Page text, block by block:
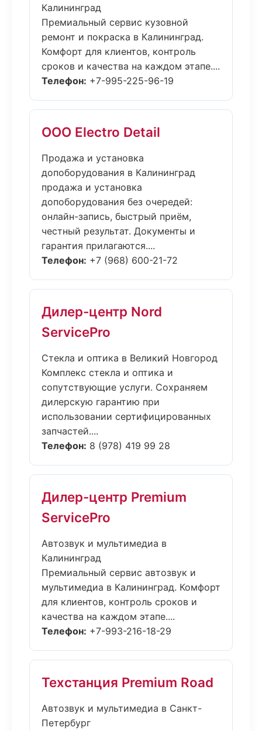
Калининград
Премиальный сервис кузовной
ремонт и покраска в Калининград.
Комфорт для клиентов, контроль
сроков и качества на каждом этапе....
Телефон: +7-995-225-96-19
ООО Electro Detail
Продажа и установка
допоборудования в Калининград
продажа и установка
допоборудования без очередей:
онлайн-запись, быстрый приём,
честный результат. Документы и
гарантия прилагаются....
Телефон: +7 (968) 600-21-72
Дилер-центр Nord
ServicePro
Стекла и оптика в Великий Новгород
Комплекс стекла и оптика и
сопутствующие услуги. Сохраняем
дилерскую гарантию при
использовании сертифицированных
запчастей....
Телефон: 8 (978) 419 99 28
Дилер-центр Premium
ServicePro
Автозвук и мультимедиа в
Калининград
Премиальный сервис автозвук и
мультимедиа в Калининград. Комфорт
для клиентов, контроль сроков и
качества на каждом этапе....
Телефон: +7-993-216-18-29
Техстанция Premium Road
Автозвук и мультимедиа в Санкт-
Петербург